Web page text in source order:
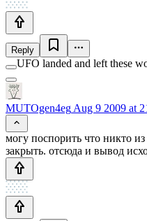
Reply
UFO landed and left these
MUTOgen4eg Aug 9 2009 at
могу поспорить что никто
закрыть. отсюда и вывод